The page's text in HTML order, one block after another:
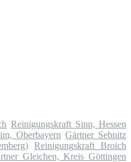
Reinigungskraft Sinn, Hessen
Oberbayern Gärtner Sebnitz
Reinigungskraft Broich
Gleichen, Kreis Göttingen